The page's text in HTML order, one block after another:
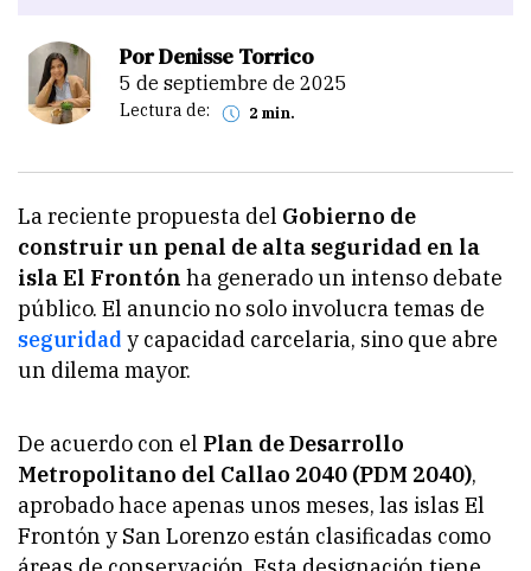
Por Denisse Torrico
5 de septiembre de 2025
Lectura de: 2 min.
La reciente propuesta del Gobierno de
construir un penal de alta seguridad en la
isla El Frontón ha generado un intenso debate
público. El anuncio no solo involucra temas de
seguridad y capacidad carcelaria, sino que abre
un dilema mayor.
De acuerdo con el Plan de Desarrollo
Metropolitano del Callao 2040 (PDM 2040),
aprobado hace apenas unos meses, las islas El
Frontón y San Lorenzo están clasificadas como